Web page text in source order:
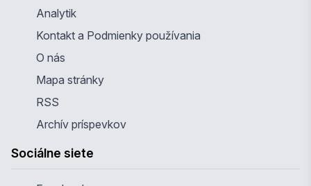
Analytik
Kontakt a Podmienky používania
O nás
Mapa stránky
RSS
Archív príspevkov
Sociálne siete